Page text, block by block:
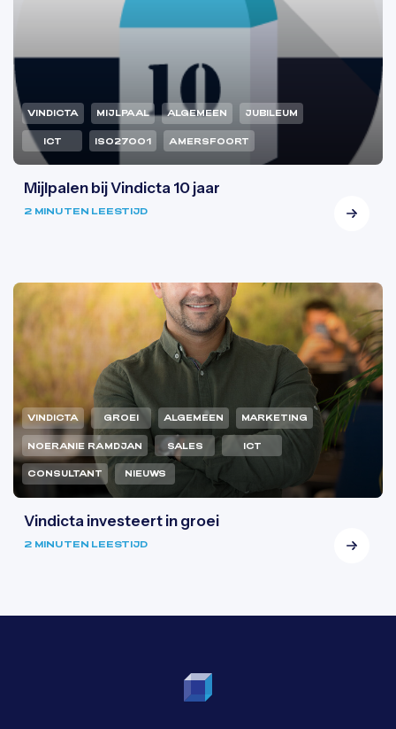
VINDICTA MIJLPAAL ALGEMEEN JUBILEUM
ICT ISO27001 AMERSFOORT
Mijlpalen bij Vindicta 10 jaar
2 MINUTEN LEESTIJD
VINDICTA GROEI ALGEMEEN MARKETING
NOERANIE RAMDJAN SALES ICT
CONSULTANT NIEUWS
Vindicta investeert in groei
2 MINUTEN LEESTIJD